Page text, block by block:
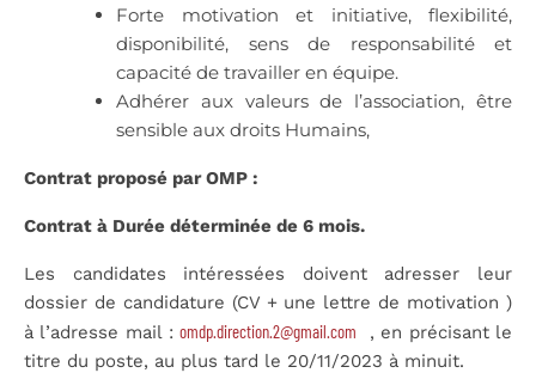
Forte motivation et initiative, flexibilité,
disponibilité, sens de responsabilité et
capacité de travailler en équipe.
Adhérer aux valeurs de l’association, être
sensible aux droits Humains,
Contrat proposé par OMP :
Contrat à Durée déterminée de 6 mois.
Les candidates intéressées doivent adresser leur
dossier de candidature (CV + une lettre de motivation )
à l’adresse mail :omdp.direction.2@gmail.com , en précisant le
titre du poste, au plus tard le 20/11/2023 à minuit.